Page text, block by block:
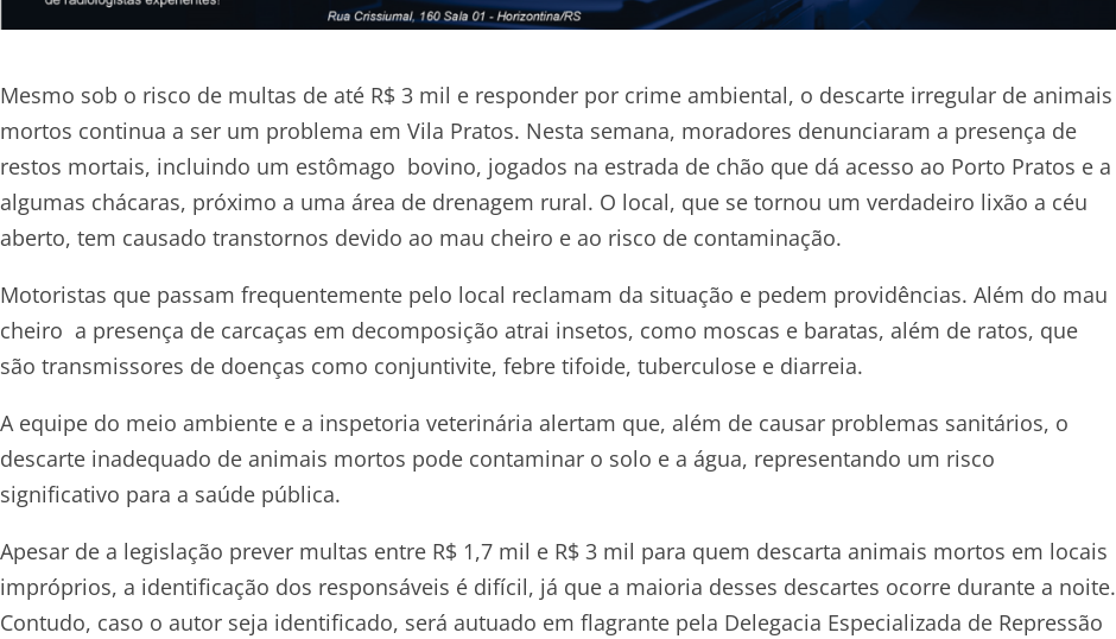
Mesmo sob o risco de multas de até R$ 3 mil e responder por crime ambiental, o descarte irregular de animais
mortos continua a ser um problema em Vila Pratos. Nesta semana, moradores denunciaram a presença de
restos mortais, incluindo um estômago bovino, jogados na estrada de chão que dá acesso ao Porto Pratos e a
algumas chácaras, próximo a uma área de drenagem rural. O local, que se tornou um verdadeiro lixão a céu
aberto, tem causado transtornos devido ao mau cheiro e ao risco de contaminação.
Motoristas que passam frequentemente pelo local reclamam da situação e pedem providências. Além do mau
cheiro a presença de carcaças em decomposição atrai insetos, como moscas e baratas, além de ratos, que
são transmissores de doenças como conjuntivite, febre tifoide, tuberculose e diarreia.
A equipe do meio ambiente e a inspetoria veterinária alertam que, além de causar problemas sanitários, o
descarte inadequado de animais mortos pode contaminar o solo e a água, representando um risco
significativo para a saúde pública.
Apesar de a legislação prever multas entre R$ 1,7 mil e R$ 3 mil para quem descarta animais mortos em locais
impróprios, a identificação dos responsáveis é difícil, já que a maioria desses descartes ocorre durante a noite.
Contudo, caso o autor seja identificado, será autuado em flagrante pela Delegacia Especializada de Repressão